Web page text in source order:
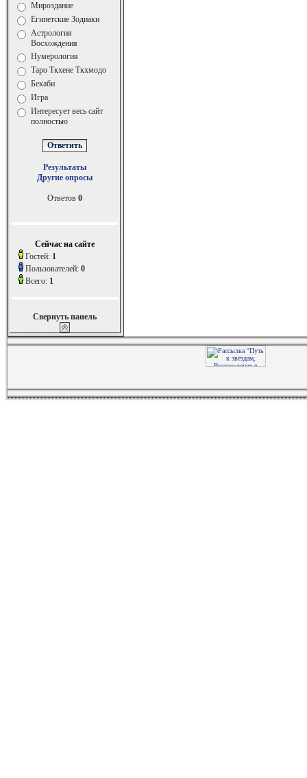
Мироздание
Египетские Зодиаки
Астрология
Восхождения
Нумерология
Таро Ткхене Ткхмодо
Бекаби
Игра
Интересует весь сайт
полностью
Результаты
Другие опросы
Ответов 0
Сейчас на сайте
Гостей: 1
Пользователей: 0
Всего: 1
Свернуть панель